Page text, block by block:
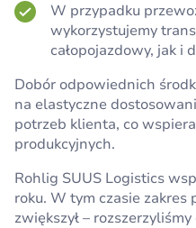
W przypadku
wykorzystujemy
całopojazdowy, jak i
Dobór odpowiednich
na elastyczne
potrzeb klienta, co
produkcyjnych.
Rohlig SUUS Logistics
roku. W tym czasie zakres
zwiększył –